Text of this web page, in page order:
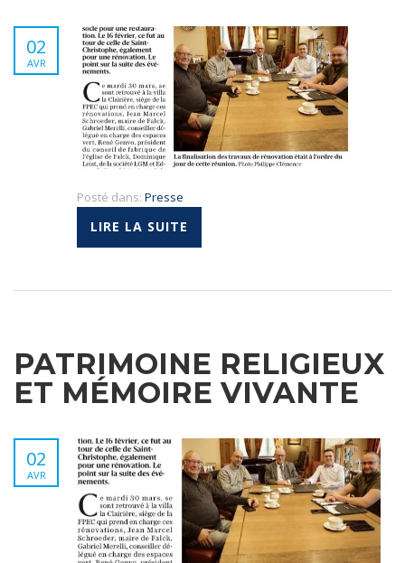
02
AVR
Posté dans: Presse
LIRE LA SUITE
PATRIMOINE RELIGIEUX
ET MÉMOIRE VIVANTE
02
AVR